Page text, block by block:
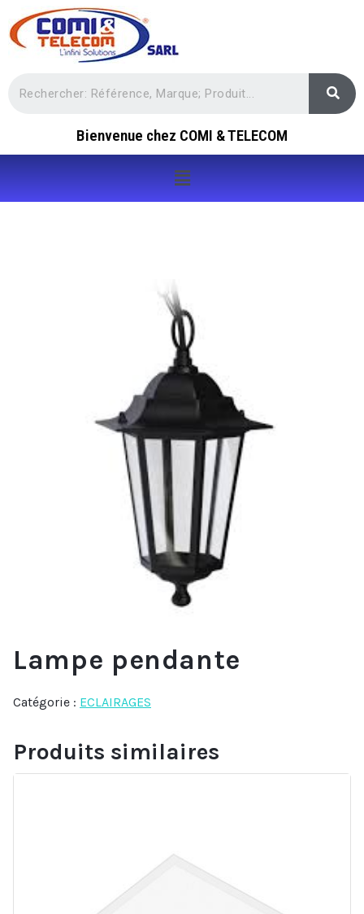
Bienvenue chez COMI & TELECOM
Lampe pendante
Catégorie : ECLAIRAGES
Produits similaires